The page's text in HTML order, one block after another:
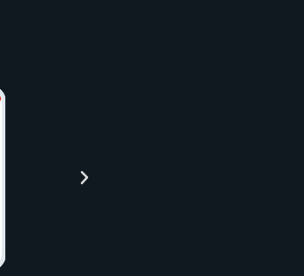
Local muito bom, várias opções de ternos. As